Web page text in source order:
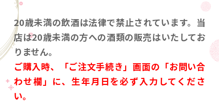
20歳未満の飲酒は法律で禁止されています。当
店は20歳未満の方への酒類の販売はいたしてお
りません。
ご購入時、「ご注文手続き」画面の「お問い合
わせ欄」に、生年月日を必ず入力してくださ
い。